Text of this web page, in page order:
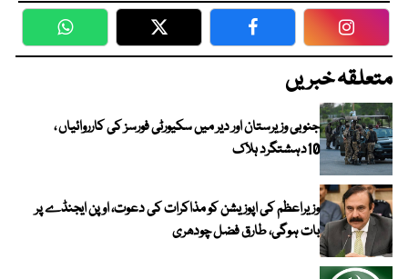
WhatsApp Twitter Facebook
متعلقہ خبریں
جنوبی وزیرستان اور دیر میں سکیورٹی فورسز کی کارروائیاں ،
10دہشتگرد ہلاک
وزیراعظم کی اپوزیشن کو مذاکرات کی دعوت، اوپن ایجنڈے پر
بات ہوگی، طارق فضل چودھری